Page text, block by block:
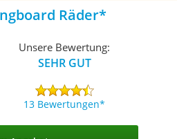
Räder
Unsere Bewertung:
SEHR GUT
13 Bewertungen